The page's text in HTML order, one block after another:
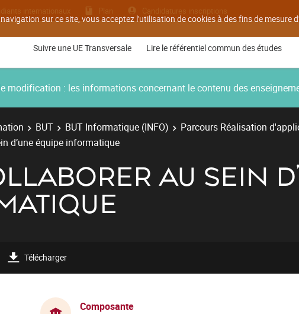
sur ce site, vous acceptez l'utilisation de cookies à des fins de mesure
internationaux Plan Candidatures inscriptions
Suivre une UE Transversale Lire le référentiel commun des études
modification : les informations concernant le contenu des
BUT BUT Informatique (INFO)
Parcours Réalisation
d’une équipe informatique
AU SEIN
Télécharger
Composante